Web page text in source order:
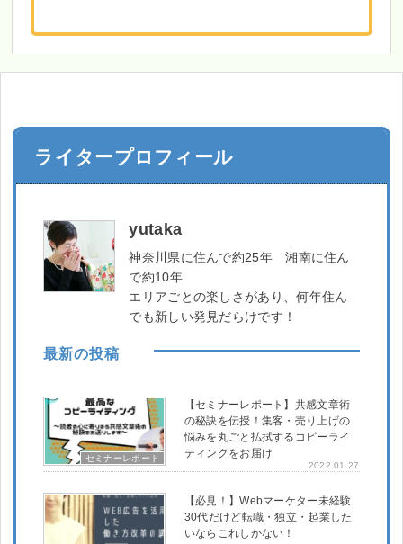
ライタープロフィール
yutaka
神奈川県に住んで約25年 湘南に住ん
で約10年
エリアごとの楽しさがあり、何年住ん
でも新しい発見だらけです！
最新の投稿
セミナーレポート
2022.01.27
【セミナーレポート】共感文章術
の秘訣を伝授！集客・売り上げの
悩みを丸ごと払拭するコピーライ
ティングをお届け
【必見！】Webマーケター未経験
30代だけど転職・独立・起業した
いならこれしかない！